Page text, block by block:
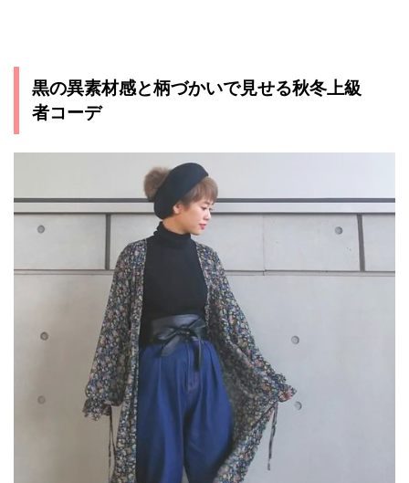
黒の異素材感と柄づかいで見せる秋冬上級
者コーデ